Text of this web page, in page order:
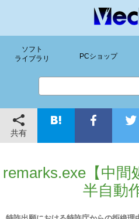
ソフト
ライブラリ
PCショップ
共有
remarks.exe【中間
半自動